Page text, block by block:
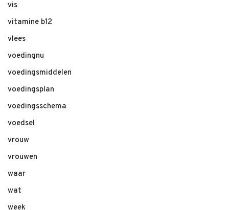
vis
vitamine b12
vlees
voedingnu
voedingsmiddelen
voedingsplan
voedingsschema
voedsel
vrouw
vrouwen
waar
wat
week